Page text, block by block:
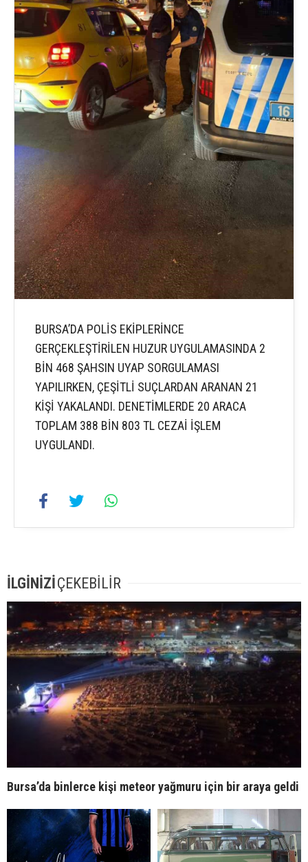
BURSA’DA POLİS EKİPLERİNCE
GERÇEKLEŞTİRİLEN HUZUR UYGULAMASINDA 2
BİN 468 ŞAHSIN UYAP SORGULAMASI
YAPILIRKEN, ÇEŞİTLİ SUÇLARDAN ARANAN 21
KİŞİ YAKALANDI. DENETİMLERDE 20 ARACA
TOPLAM 388 BİN 803 TL CEZAİ İŞLEM
UYGULANDI.
İLGİNİZİÇEKEBİLİR
Bursa’da binlerce kişi meteor yağmuru için bir araya geldi